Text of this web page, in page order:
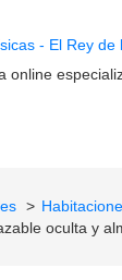
- El Rey de
online
oculta y